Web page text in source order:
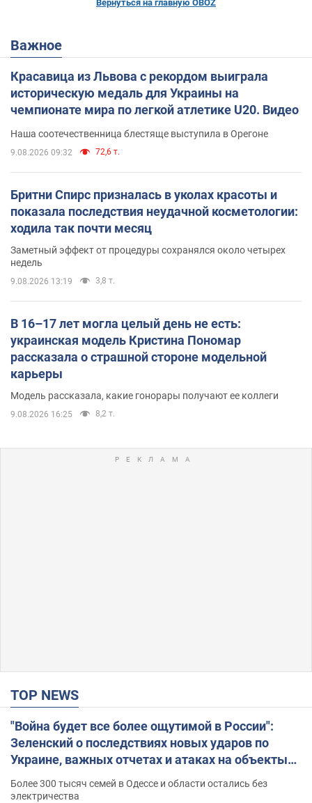
Вернуться на главную OBOZ
Важное
Красавица из Львова с рекордом выиграла
историческую медаль для Украины на
чемпионате мира по легкой атлетике U20. Видео
Наша соотечественница блестяще выступила в Орегоне
9.08.2026 09:32 72,6 т.
Бритни Спирс призналась в уколах красоты и
показала последствия неудачной косметологии:
ходила так почти месяц
Заметный эффект от процедуры сохранялся около четырех
недель
9.08.2026 13:19 3,8 т.
В 16–17 лет могла целый день не есть:
украинская модель Кристина Пономар
рассказала о страшной стороне модельной
карьеры
Модель рассказала, какие гонорары получают ее коллеги
9.08.2026 16:25 8,2 т.
TOP NEWS
"Война будет все более ощутимой в России":
Зеленский о последствиях новых ударов по
Украине, важных отчетах и атаках на объекты
противника. Видео
Более 300 тысяч семей в Одессе и области остались без
электричества